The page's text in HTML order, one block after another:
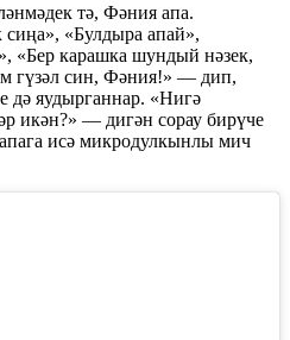
тә, Фәния апа.
«Булдыра апай»,
«Бер карашка шундый нәзек,
гүзәл син, Фәния!» — дип,
дә яудырганнар. «Нигә
икән?» — дигән сорау бирүче
исә микродулкынлы мич